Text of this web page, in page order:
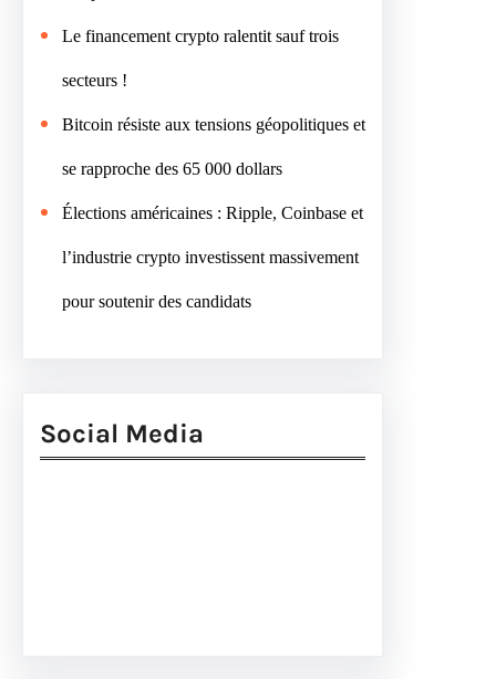
Le financement crypto ralentit sauf trois
secteurs !
Bitcoin résiste aux tensions géopolitiques et
se rapproche des 65 000 dollars
Élections américaines : Ripple, Coinbase et
l’industrie crypto investissent massivement
pour soutenir des candidats
Social Media